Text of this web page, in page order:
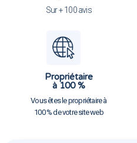
Sur + 100 avis
Propriétaire
à 100 %
Vous êtes le propriétaire à
100 % de votre site web